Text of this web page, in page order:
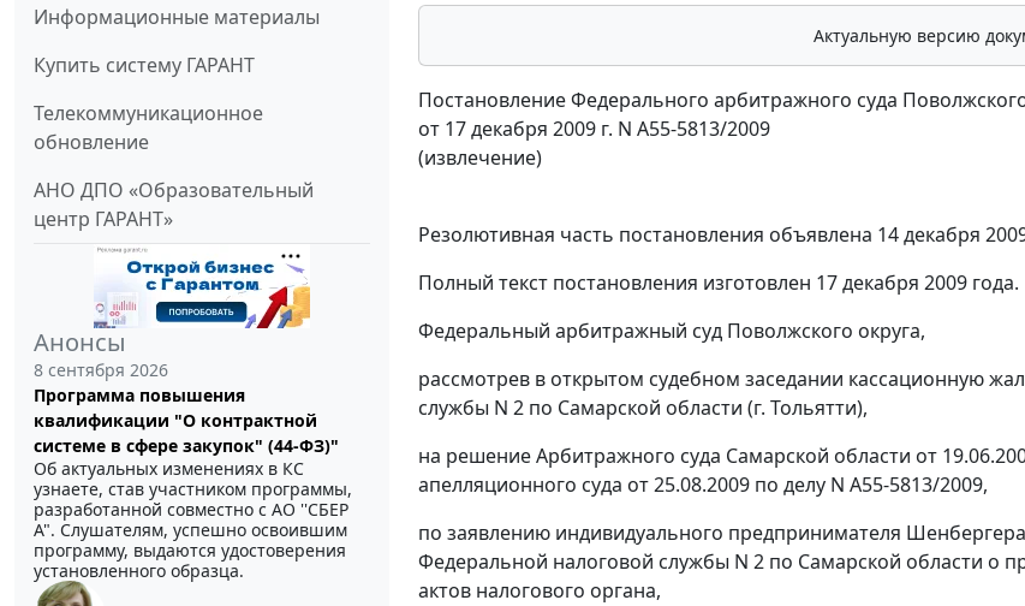
Информационные материалы
Купить систему ГАРАНТ
Телекоммуникационное
обновление
АНО ДПО «Образовательный
центр ГАРАНТ»
Анонсы
8 сентября 2026
Программа повышения
квалификации "О контрактной
системе в сфере закупок" (44-ФЗ)"
Об актуальных изменениях в КС
узнаете, став участником программы,
разработанной совместно с АО ''СБЕР
А". Слушателям, успешно освоившим
программу, выдаются удостоверения
установленного образца.
Актуальную версию
Постановление Федерального арбитражного суда
от 17 декабря 2009 г. N А55-5813/2009
(извлечение)
Резолютивная часть постановления объявлена 14 декабря
Полный текст постановления изготовлен 17 декабря 2009 года.
Федеральный арбитражный суд Поволжского округа,
рассмотрев в открытом судебном заседании кассационную
службы N 2 по Самарской области (г. Тольятти),
на решение Арбитражного суда Самарской области от
апелляционного суда от 25.08.2009 по делу N А55-5813/2009,
по заявлению индивидуального предпринимателя
Федеральной налоговой службы N 2 по Самарской области о
актов налогового органа,